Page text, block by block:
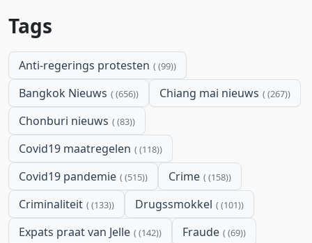
Tags
Anti-regerings protesten (99)
Bangkok Nieuws (656) Chiang mai nieuws (267)
Chonburi nieuws (83)
Covid19 maatregelen (118)
Covid19 pandemie (515) Crime (158)
Criminaliteit (133) Drugssmokkel (101)
Expats praat van Jelle (142) Fraude (69)